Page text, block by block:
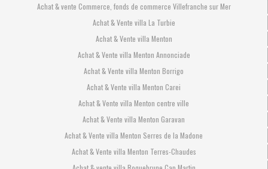
Achat & vente Commerce, fonds de commerce Villefranche sur Mer
Achat & Vente villa La Turbie
Achat & Vente villa Menton
Achat & Vente villa Menton Annonciade
Achat & Vente villa Menton Borrigo
Achat & Vente villa Menton Carei
Achat & Vente villa Menton centre ville
Achat & Vente villa Menton Garavan
Achat & Vente villa Menton Serres de la Madone
Achat & Vente villa Menton Terres-Chaudes